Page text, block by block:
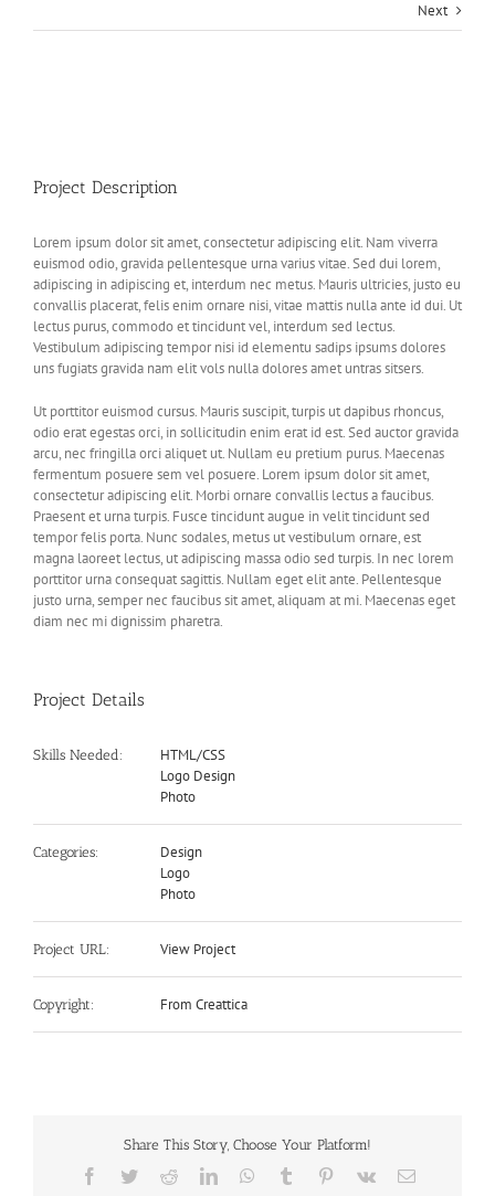
Next
Project Description
Lorem ipsum dolor sit amet, consectetur adipiscing elit. Nam viverra
euismod odio, gravida pellentesque urna varius vitae. Sed dui lorem,
adipiscing in adipiscing et, interdum nec metus. Mauris ultricies, justo eu
convallis placerat, felis enim ornare nisi, vitae mattis nulla ante id dui. Ut
lectus purus, commodo et tincidunt vel, interdum sed lectus.
Vestibulum adipiscing tempor nisi id elementu sadips ipsums dolores
uns fugiats gravida nam elit vols nulla dolores amet untras sitsers.
Ut porttitor euismod cursus. Mauris suscipit, turpis ut dapibus rhoncus,
odio erat egestas orci, in sollicitudin enim erat id est. Sed auctor gravida
arcu, nec fringilla orci aliquet ut. Nullam eu pretium purus. Maecenas
fermentum posuere sem vel posuere. Lorem ipsum dolor sit amet,
consectetur adipiscing elit. Morbi ornare convallis lectus a faucibus.
Praesent et urna turpis. Fusce tincidunt augue in velit tincidunt sed
tempor felis porta. Nunc sodales, metus ut vestibulum ornare, est
magna laoreet lectus, ut adipiscing massa odio sed turpis. In nec lorem
porttitor urna consequat sagittis. Nullam eget elit ante. Pellentesque
justo urna, semper nec faucibus sit amet, aliquam at mi. Maecenas eget
diam nec mi dignissim pharetra.
Project Details
Skills Needed:
HTML/CSS
Logo Design
Photo
Categories:
Design
Logo
Photo
Project URL: View Project
Copyright: From Creattica
Share This Story, Choose Your Platform!
Facebook
TwitterRedditLinkedInWhatsApp
Tumblr Pinterest
Vk
E-